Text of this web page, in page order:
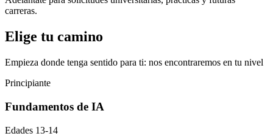
carreras.
Elige tu camino
Empieza donde tenga sentido para ti: nos encontraremos en tu nivel
Principiante
Fundamentos de IA
Edades 13-14